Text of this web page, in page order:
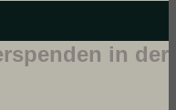
in der